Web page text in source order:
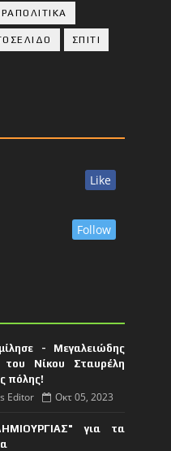
ΣΠΙΤΙ
Like
Follow
- Μεγαλειώδης
του Νίκου Σταυρέλη
πόλης!
Editor Οκτ 05, 2023
για τα